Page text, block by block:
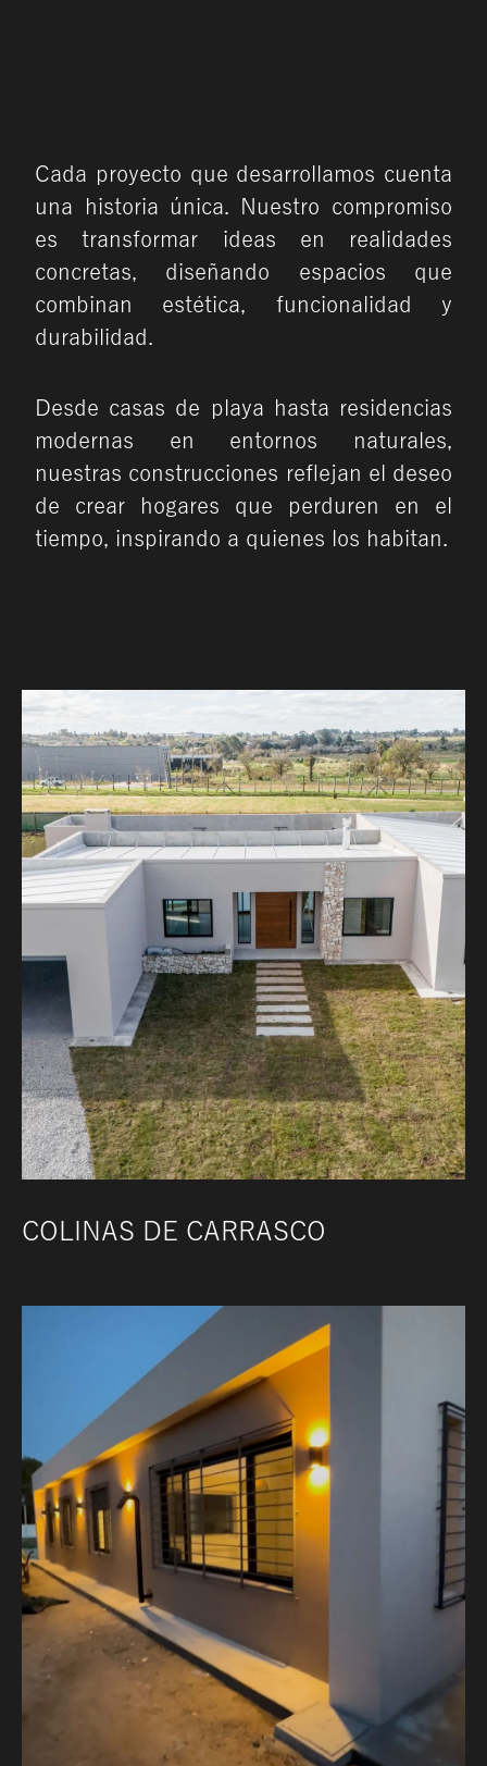
Cada proyecto que desarrollamos cuenta
una historia única. Nuestro compromiso
es transformar ideas en realidades
concretas, diseñando espacios que
combinan estética, funcionalidad y
durabilidad.
Desde casas de playa hasta residencias
modernas en entornos naturales,
nuestras construcciones reflejan el deseo
de crear hogares que perduren en el
tiempo, inspirando a quienes los habitan.
COLINAS DE CARRASCO